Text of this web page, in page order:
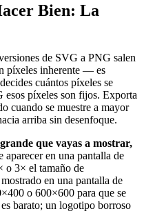
Bien: La
de SVG a PNG salen
píxeles inherente — es
decides cuántos píxeles se
esos píxeles son fijos. Exporta
cuando se muestre a mayor
arriba sin desenfoque.
que vayas a mostrar,
aparecer en una pantalla de
o 3× el tamaño de
en una pantalla de
o 600×600 para que se
barato; un logotipo borroso